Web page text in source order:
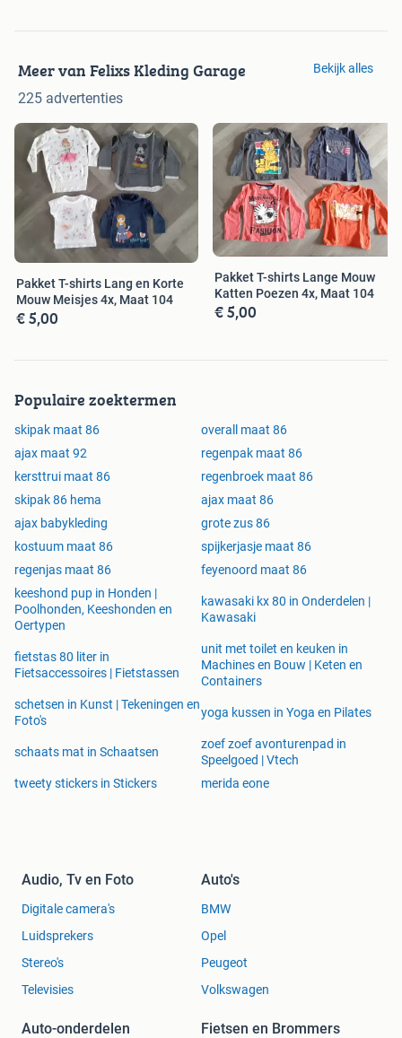
Meer van Felixs Kleding Garage
225 advertenties
Bekijk alles
Pakket T-shirts Lang en Korte
Mouw Meisjes 4x, Maat 104
€ 5,00
Pakket T-shirts Lange Mouw
Katten Poezen 4x, Maat 104
€ 5,00
Populaire zoektermen
skipak maat 86
overall maat 86
ajax maat 92
regenpak maat 86
kersttrui maat 86
regenbroek maat 86
skipak 86 hema
ajax maat 86
ajax babykleding
grote zus 86
kostuum maat 86
spijkerjasje maat 86
regenjas maat 86
feyenoord maat 86
keeshond pup in Honden |
Poolhonden, Keeshonden en
Oertypen
kawasaki kx 80 in Onderdelen |
Kawasaki
fietstas 80 liter in
Fietsaccessoires | Fietstassen
unit met toilet en keuken in
Machines en Bouw | Keten en
Containers
schetsen in Kunst | Tekeningen en
Foto's
yoga kussen in Yoga en Pilates
schaats mat in Schaatsen
zoef zoef avonturenpad in
Speelgoed | Vtech
tweety stickers in Stickers
merida eone
Audio, Tv en Foto
Digitale camera's
Luidsprekers
Stereo's
Televisies
Auto's
BMW
Opel
Peugeot
Volkswagen
Auto-onderdelen Fietsen en Brommers